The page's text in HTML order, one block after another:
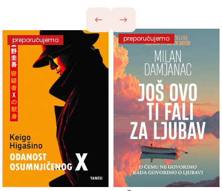
preporučujemo preporučujemo